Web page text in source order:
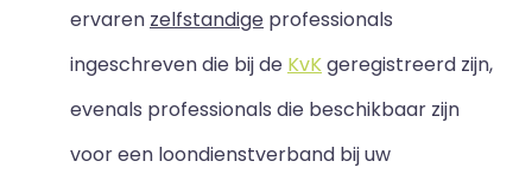
ervaren zelfstandige professionals
ingeschreven die bij de KvKgeregistreerd zijn,
evenals professionals die beschikbaar zijn
voor een loondienstverband bij uw